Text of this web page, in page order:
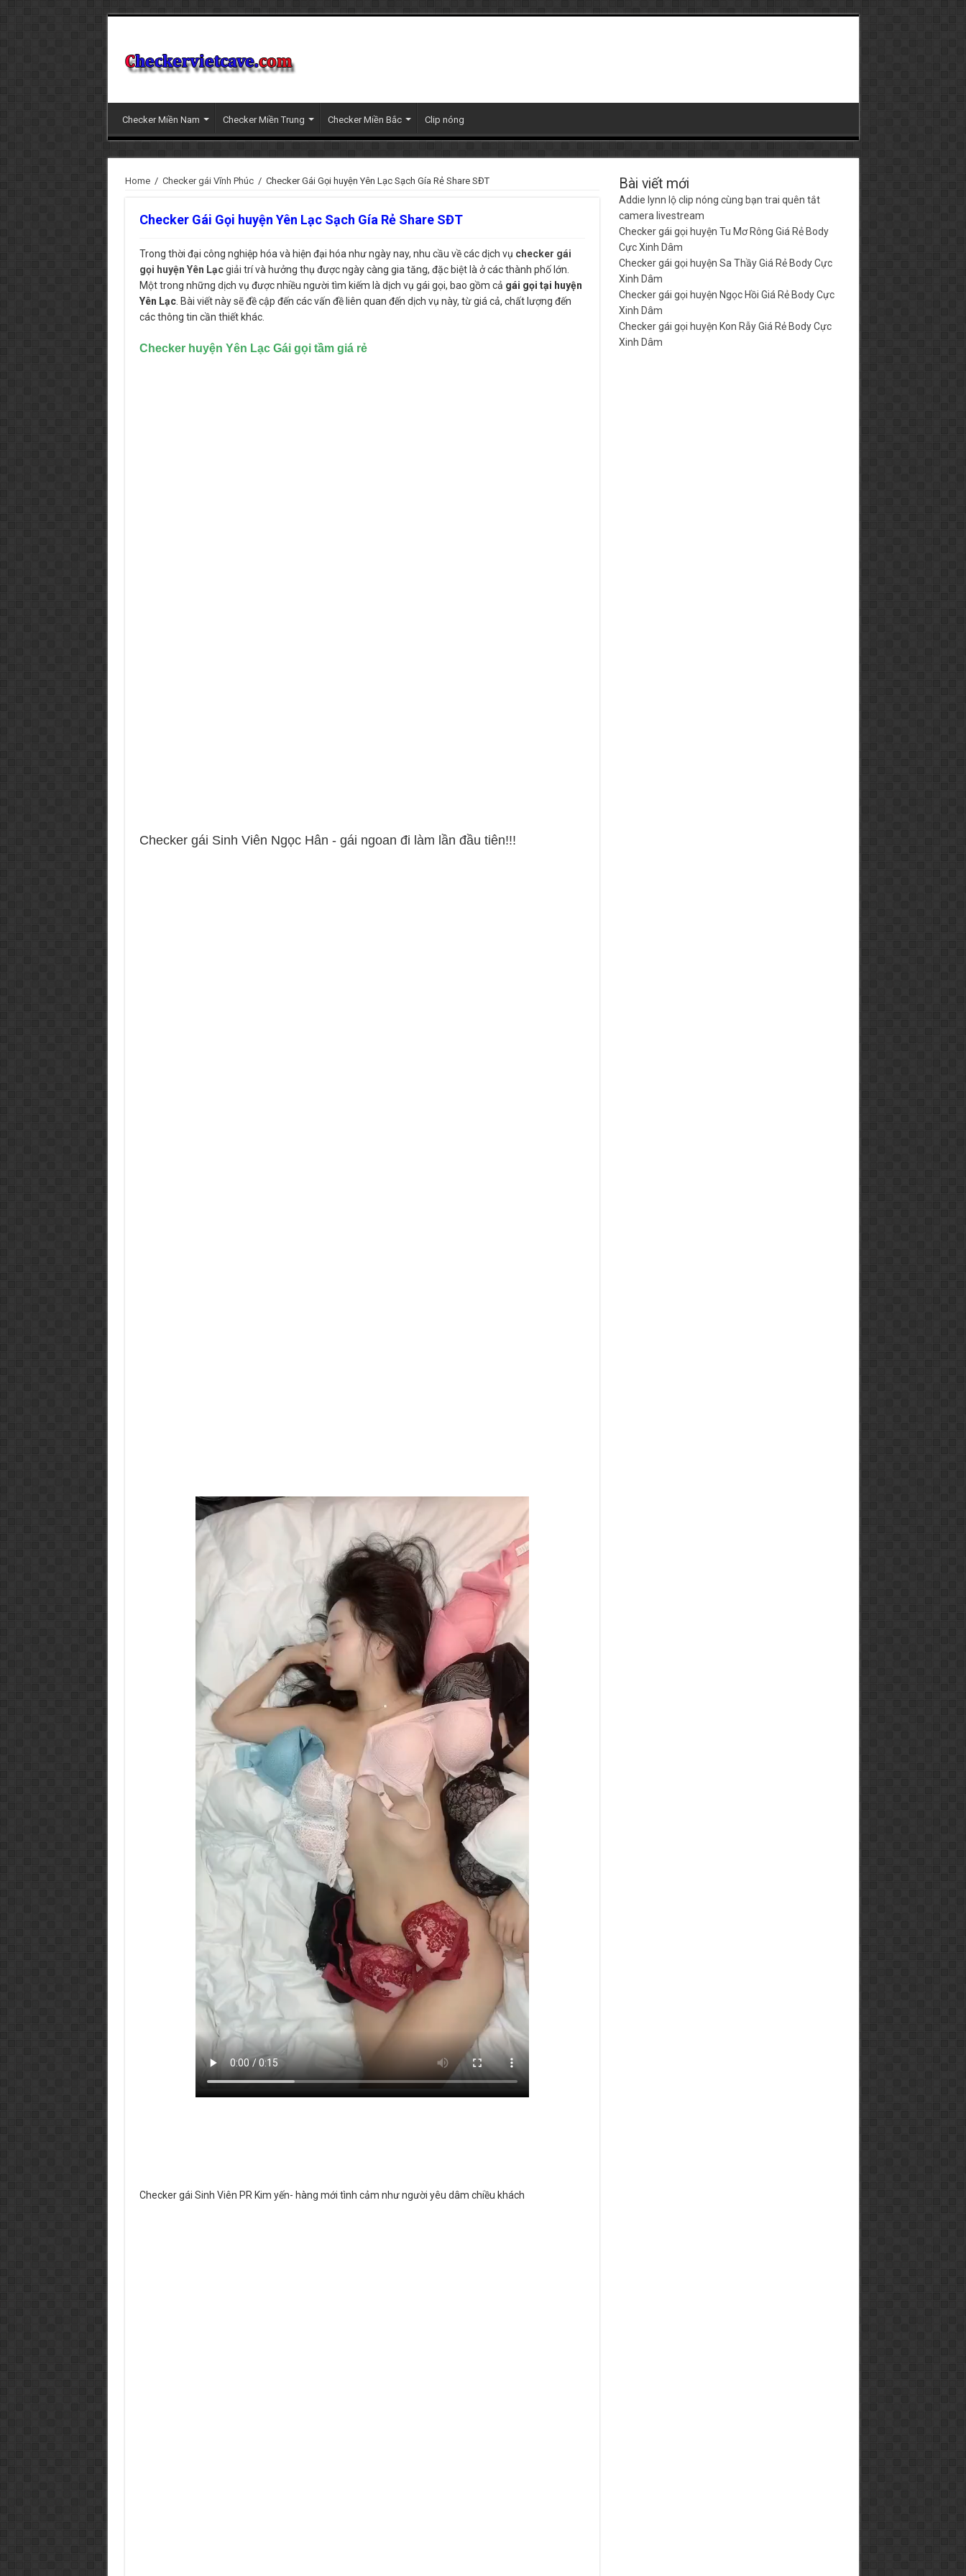
Checker Miền Nam Checker Miền Trung Checker Miền Bắc Clip nóng
Home / Checker gái Vĩnh Phúc / Checker Gái Gọi huyện Yên Lạc Sạch Gía Rẻ Share SĐT
Checker Gái Gọi huyện Yên Lạc Sạch Gía Rẻ Share SĐT
Trong thời đại công nghiệp hóa và hiện đại hóa như ngày nay, nhu cầu về các dịch vụ checker gái
gọi huyện Yên Lạcgiải trí và hưởng thụ được ngày càng gia tăng, đặc biệt là ở các thành phố lớn.
Một trong những dịch vụ được nhiều người tìm kiếm là dịch vụ gái gọi, bao gồm cả gái gọi tại huyện
Yên Lạc. Bài viết này sẽ đề cập đến các vấn đề liên quan đến dịch vụ này, từ giá cả, chất lượng đến
các thông tin cần thiết khác.
Checker huyện Yên Lạc Gái gọi tầm giá rẻ
Checker gái Sinh Viên Ngọc Hân - gái ngoan đi làm lần đầu tiên!!!
Checker gái Sinh Viên PR Kim yến- hàng mới tình cảm như người yêu dâm chiều khách
Bài viết mới
Addie lynn lộ clip nóng cùng bạn trai quên tắt
camera livestream
Checker gái gọi huyện Tu Mơ Rông Giá Rẻ Body
Cực Xinh Dâm
Checker gái gọi huyện Sa Thầy Giá Rẻ Body Cực
Xinh Dâm
Checker gái gọi huyện Ngọc Hồi Giá Rẻ Body Cực
Xinh Dâm
Checker gái gọi huyện Kon Rẫy Giá Rẻ Body Cực
Xinh Dâm